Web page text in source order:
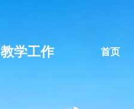
教学工作 首页